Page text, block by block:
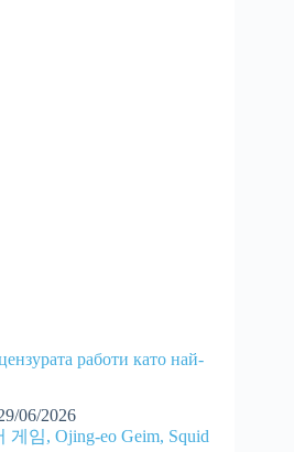
работи като най-
06/2026